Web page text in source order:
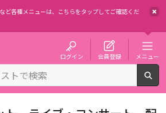
ど各種メニューは、
こちらをタップしてご確認くだ
ログイン 会員登録 メニュー